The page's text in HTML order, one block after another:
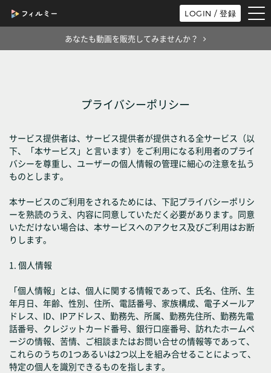
LOGIN / 登録
あなたも動画を販売してみませんか？
プライバシーポリシー
サービス提供者は、サービス提供者が提供される全サービス（以
下、「本サービス」と言います）をご利用になる利用者のプライ
バシーを尊重し、ユーザーの個人情報の管理に細心の注意を払う
ものとします。
本サービスのご利用をされるためには、下記プライバシーポリシ
ーを熟読のうえ、内容に同意していただく必要があります。同意
いただけない場合は、本サービスへのアクセス及びご利用はお断
りします。
1. 個人情報
「個人情報」とは、個人に関する情報であって、氏名、住所、生
年月日、年齢、性別、住所、電話番号、家族構成、電子メールア
ドレス、ID、IPアドレス、勤務先、所属、勤務先住所、勤務先電
話番号、クレジットカード番号、銀行口座番号、訪れたホームペ
ージの情報、苦情、ご相談またはお問い合せの情報等であって、
これらのうちの1つあるいは2つ以上を組み合せることによって、
特定の個人を識別できるものを指します。